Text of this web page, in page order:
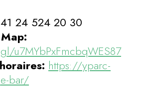
24 524 20 30
u7MYbPxFmcbqWES87
https://yparc-
bar/